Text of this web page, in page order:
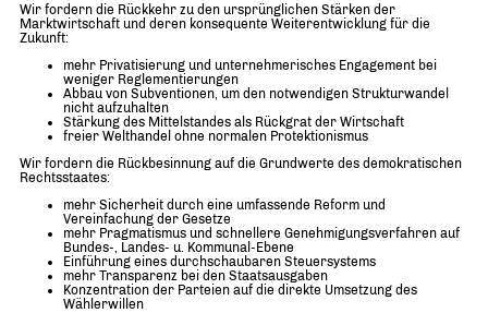
Imagefilm
Merchandising-Klamotten
Wir fordern die Rückkehr zu den ursprünglichen Stärken der
Marktwirtschaft und deren konsequente Weiterentwicklung für die
Zukunft:
mehr Privatisierung und unternehmerisches Engagement bei
weniger Reglementierungen
Abbau von Subventionen, um den notwendigen Strukturwandel
nicht aufzuhalten
Stärkung des Mittelstandes als Rückgrat der Wirtschaft
freier Welthandel ohne normalen Protektionismus
Wir fordern die Rückbesinnung auf die Grundwerte des demokratischen
Rechtsstaates:
mehr Sicherheit durch eine umfassende Reform und
Vereinfachung der Gesetze
mehr Pragmatismus und schnellere Genehmigungsverfahren auf
Bundes-, Landes- u. Kommunal-Ebene
Einführung eines durchschaubaren Steuersystems
mehr Transparenz bei den Staatsausgaben
Konzentration der Parteien auf die direkte Umsetzung des
Wählerwillen